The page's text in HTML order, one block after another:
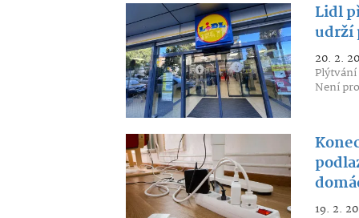
Lidl
udrží
20. 2.
Není
19. 2.